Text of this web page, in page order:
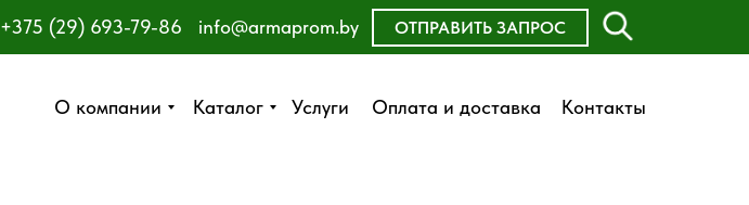
О компании Каталог Услуги Оплата и доставка Контакты
+375 (29) 693-79-86 ОТПРАВИТЬ ЗАПРОС
info@armaprom.by
О компании Каталог Услуги Оплата и доставка Контакты
ОСТАВИТЬ ЗАЯВКУ
ЗАКАЗАТЬ ЗВОНОК